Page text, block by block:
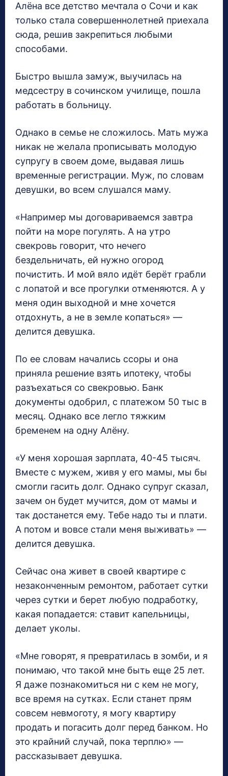
Алёна все детство мечтала о Сочи и как
только стала совершеннолетней приехала
сюда, решив закрепиться любыми
способами.
Быстро вышла замуж, выучилась на
медсестру в сочинском училище, пошла
работать в больницу.
Однако в семье не сложилось. Мать мужа
никак не желала прописывать молодую
супругу в своем доме, выдавая лишь
временные регистрации. Муж, по словам
девушки, во всем слушался маму.
«Например мы договариваемся завтра
пойти на море погулять. А на утро
свекровь говорит, что нечего
бездельничать, ей нужно огород
почистить. И мой вяло идёт берёт грабли
с лопатой и все прогулки отменяются. А у
меня один выходной и мне хочется
отдохнуть, а не в земле копаться» —
делится девушка.
По ее словам начались ссоры и она
приняла решение взять ипотеку, чтобы
разъехаться со свекровью. Банк
документы одобрил, с платежом 50 тыс в
месяц. Однако все легло тяжким
бременем на одну Алёну.
«У меня хорошая зарплата, 40-45 тысяч.
Вместе с мужем, живя у его мамы, мы бы
смогли гасить долг. Однако супруг сказал,
зачем он будет мучится, дом от мамы и
так достанется ему. Тебе надо ты и плати.
А потом и вовсе стали меня выживать» —
делится девушка.
Сейчас она живет в своей квартире с
незаконченным ремонтом, работает сутки
через сутки и берет любую подработку,
какая попадается: ставит капельницы,
делает уколы.
«Мне говорят, я превратилась в зомби, и я
понимаю, что такой мне быть еще 25 лет.
Я даже познакомиться ни с кем не могу,
все время на сутках. Если станет прям
совсем невмоготу, я могу квартиру
продать и погасить долг перед банком. Но
это крайний случай, пока терплю» —
рассказывает девушка.